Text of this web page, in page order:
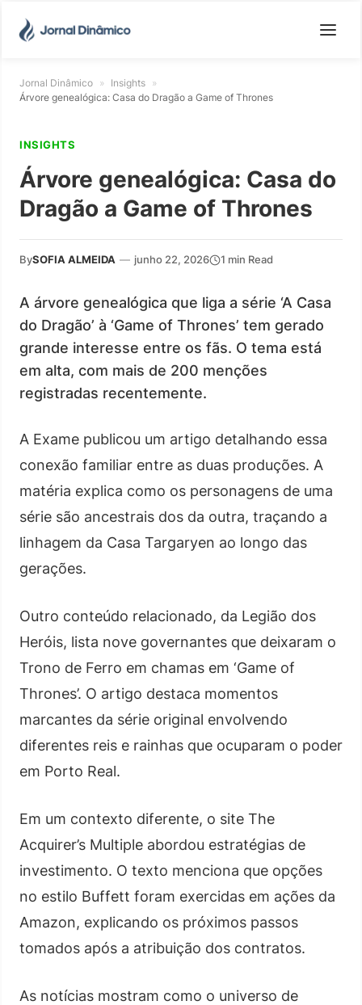
Jornal Dinâmico » Insights »
Árvore genealógica: Casa do Dragão a Game of Thrones
INSIGHTS
Árvore genealógica: Casa do
Dragão a Game of Thrones
BySOFIA ALMEIDA — junho 22, 2026 1 min Read
A árvore genealógica que liga a série ‘A Casa
do Dragão’ à ‘Game of Thrones’ tem gerado
grande interesse entre os fãs. O tema está
em alta, com mais de 200 menções
registradas recentemente.
A Exame publicou um artigo detalhando essa
conexão familiar entre as duas produções. A
matéria explica como os personagens de uma
série são ancestrais dos da outra, traçando a
linhagem da Casa Targaryen ao longo das
gerações.
Outro conteúdo relacionado, da Legião dos
Heróis, lista nove governantes que deixaram o
Trono de Ferro em chamas em ‘Game of
Thrones’. O artigo destaca momentos
marcantes da série original envolvendo
diferentes reis e rainhas que ocuparam o poder
em Porto Real.
Em um contexto diferente, o site The
Acquirer’s Multiple abordou estratégias de
investimento. O texto menciona que opções
no estilo Buffett foram exercidas em ações da
Amazon, explicando os próximos passos
tomados após a atribuição dos contratos.
As notícias mostram como o universo de